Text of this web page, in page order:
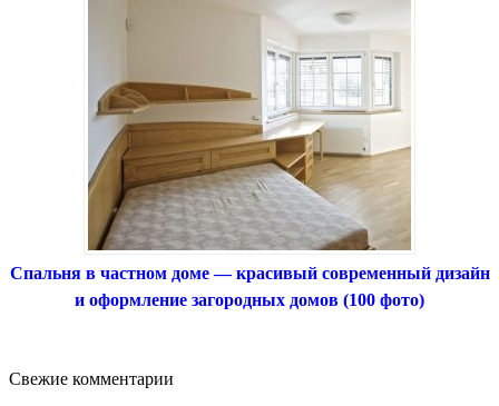
Спальня в частном доме — красивый современный дизайн
и оформление загородных домов (100 фото)
Свежие комментарии